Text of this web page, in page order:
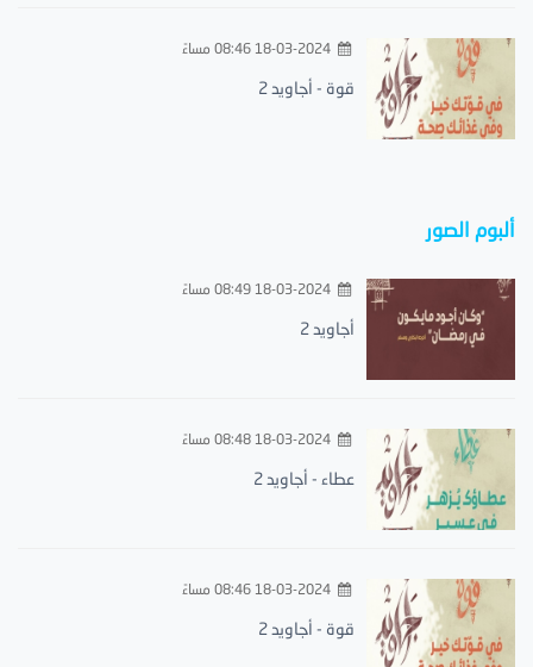
18-03-2024 08:46 مساءً
قوة - أجاويد 2
ألبوم الصور
18-03-2024 08:49 مساءً
أجاويد 2
18-03-2024 08:48 مساءً
عطاء - أجاويد 2
18-03-2024 08:46 مساءً
قوة - أجاويد 2